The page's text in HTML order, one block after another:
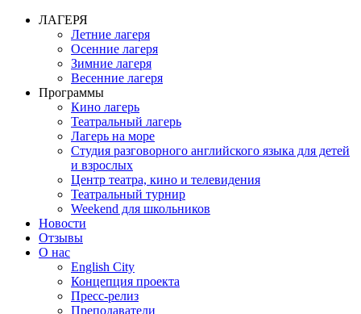
ЛАГЕРЯ
Летние лагеря
Осенние лагеря
Зимние лагеря
Весенние лагеря
Программы
Кино лагерь
Театральный лагерь
Лагерь на море
Студия разговорного английского языка для детей
и взрослых
Центр театра, кино и телевидения
Театральный турнир
Weekend для школьников
Новости
Отзывы
О нас
English City
Концепция проекта
Пресс-релиз
Преподаватели